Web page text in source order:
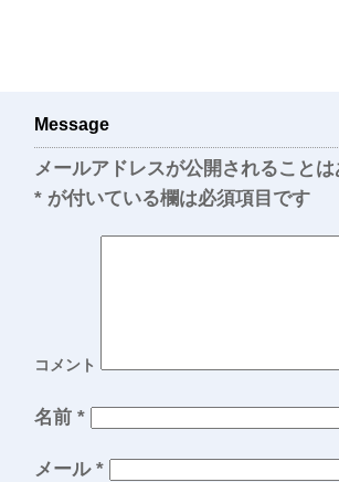
Message
メールアドレスが公開されることは
* が付いている欄は必須項目です
コメント
名前 *
メール *